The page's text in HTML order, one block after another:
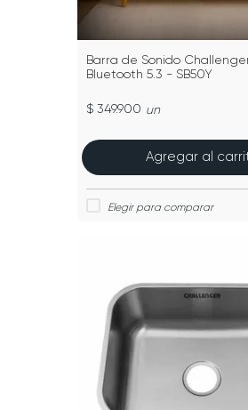
Barra de Sonido
Bluetooth 5.3 - SB50Y
$ 349.900 un
Agregar al